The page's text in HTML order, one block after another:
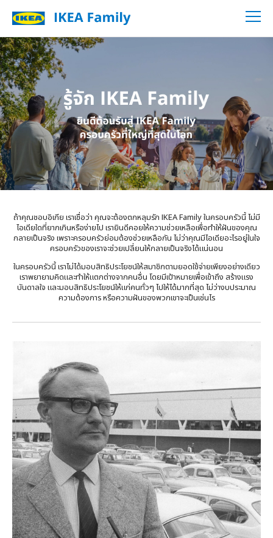
โปรโมชั่นจากพันธมิตรอิเกีย
นัดรับบริการออกแบบครัว
English
Thai
ถ้าคุณชอบอิเกีย เราเชื่อว่า คุณจะต้องตกหลุมรัก IKEA Family ในครอบครัวนี้ ไม่มี
ไอเดียใดที่ยากเกินหรือง่ายไป เรายินดีคอยให้ความช่วยเหลือเพื่อทำให้ฝันของคุณ
กลายเป็นจริง เพราะครอบครัวย่อมต้องช่วยเหลือกัน ไม่ว่าคุณมีไอเดียอะไรอยู่ในใจ
ครอบครัวของเราจะช่วยเปลี่ยนให้กลายเป็นจริงได้แน่นอน
ในครอบครัวนี้ เราไม่ได้มอบสิทธิประโยชน์ให้สมาชิกตามยอดใช้จ่ายเพียงอย่างเดียว
เราพยายามคิดและทำให้แตกต่างจากคนอื่น โดยมีเป้าหมายเพื่อเข้าถึง สร้างแรง
บันดาลใจ และมอบสิทธิประโยชน์ให้แก่คนทั่วๆ ไปให้ได้มากที่สุด ไม่ว่างบประมาณ
ความต้องการหรือความฝันของพวกเขาจะเป็นเช่นไร